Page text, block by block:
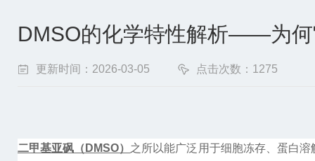
DMSO的化学特性解析——为何
更新时间：2026-03-05 点击次数：1275
二甲基亚砜（ DMSO） 之所以能广泛用于细胞冻存、蛋白